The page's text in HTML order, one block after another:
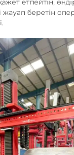
етпейтін,
жауап беретін